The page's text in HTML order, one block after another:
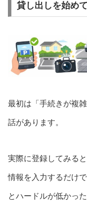
貸し出しを始め
最初は「手続きが複
話があります。
実際に登録してみる
情報を入力するだけ
とハードルが低かった